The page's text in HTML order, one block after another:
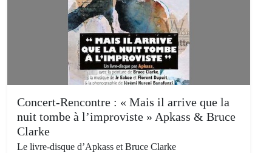
Concert-Rencontre : « Mais il arrive que la
nuit tombe à l’improviste » Apkass & Bruce
Clarke
Le livre-disque d’Apkass et Bruce Clarke